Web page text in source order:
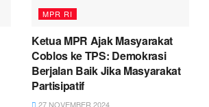
MPR RI
Ketua MPR Ajak Masyarakat
Coblos ke TPS: Demokrasi
Berjalan Baik Jika Masyarakat
Partisipatif
27 NOVEMBER 2024